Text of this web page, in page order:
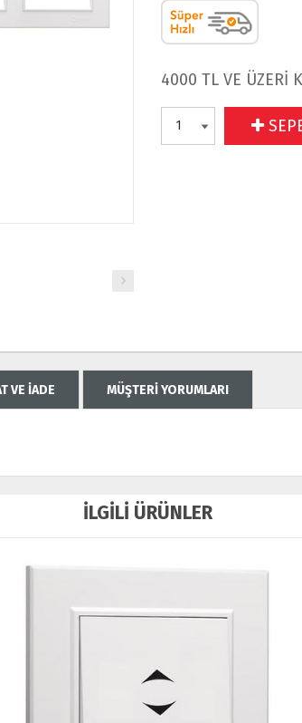
4000 TL VE ÜZERİ
VE İADE MÜŞTERİ YORUMLARI
İLGİLİ ÜRÜNLER